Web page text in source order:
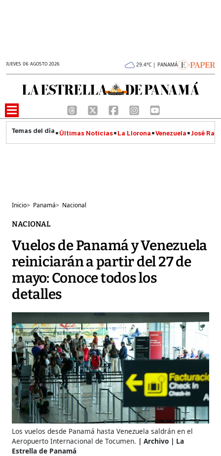
JUEVES 06 AGOSTO 2026 29.4°C | PANAMÁ
Últimas Noticias La Llorona Venezuela José
Inicio> Panamá> Nacional
NACIONAL
Vuelos de Panamá y Venezuela
reiniciarán a partir del 27 de
mayo: Conoce todos los
detalles
Los vuelos desde Panamá hasta Venezuela saldrán en el
Aeropuerto Internacional de Tocumen.
Archivo | La
Estrella de Panamá